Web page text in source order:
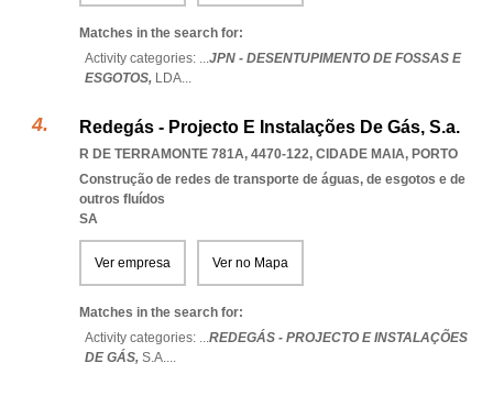
Matches in the search for:
Activity categories: ...JPN - DESENTUPIMENTO DE FOSSAS E
ESGOTOS, LDA...
Redegás - Projecto E Instalações De Gás, S.a.
R DE TERRAMONTE 781A, 4470-122, CIDADE MAIA, PORTO
Construção de redes de transporte de águas, de esgotos e de
outros fluídos
SA
Ver empresa Ver no Mapa
Matches in the search for:
Activity categories: ...REDEGÁS - PROJECTO E INSTALAÇÕES
DE GÁS, S.A....